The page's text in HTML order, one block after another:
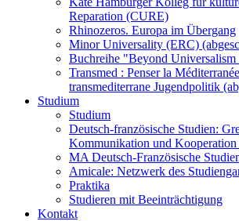
Reparation (CURE)
Rhinozeros. Europa im Übergang
Minor Universality (ERC)
Buchreihe "Beyond Universalism
Transmed : Penser la
transmediterrane Jugendpolitik
Studium
Studium
Deutsch-französische Studien:
Kommunikation und
MA Deutsch-Französische
Amicale: Netzwerk des
Praktika
Studieren mit Beeinträchtigung
Kontakt